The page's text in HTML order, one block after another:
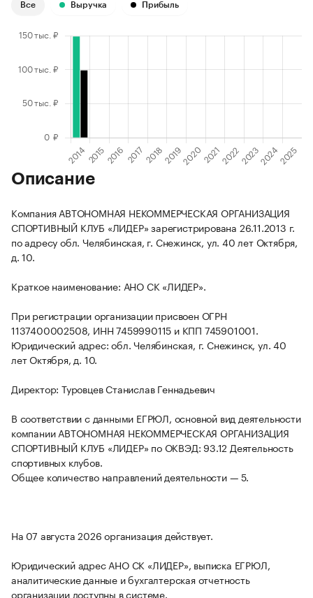
Все Выручка Прибыль
Описание
Компания АВТОНОМНАЯ НЕКОММЕРЧЕСКАЯ ОРГАНИЗАЦИЯ
СПОРТИВНЫЙ КЛУБ «ЛИДЕР» зарегистрирована 26.11.2013 г.
по адресу обл. Челябинская, г. Снежинск, ул. 40 лет Октября,
д. 10.
Краткое наименование: АНО СК «ЛИДЕР».
При регистрации организации присвоен ОГРН
1137400002508, ИНН 7459990115 и КПП 745901001.
Юридический адрес: обл. Челябинская, г. Снежинск, ул. 40
лет Октября, д. 10.
Директор: Туровцев Станислав Геннадьевич
В соответствии с данными ЕГРЮЛ, основной вид деятельности
компании АВТОНОМНАЯ НЕКОММЕРЧЕСКАЯ ОРГАНИЗАЦИЯ
СПОРТИВНЫЙ КЛУБ «ЛИДЕР» по ОКВЭД: 93.12 Деятельность
спортивных клубов.
Общее количество направлений деятельности — 5.
На 07 августа 2026 организация действует.
Юридический адрес АНО СК «ЛИДЕР», выписка ЕГРЮЛ,
аналитические данные и бухгалтерская отчетность
организации доступны в системе.